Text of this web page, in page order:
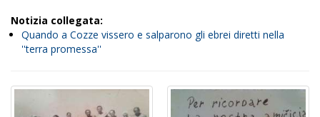
Notizia collegata:
Quando a Cozze vissero e salparono gli ebrei diretti nella
''terra promessa''